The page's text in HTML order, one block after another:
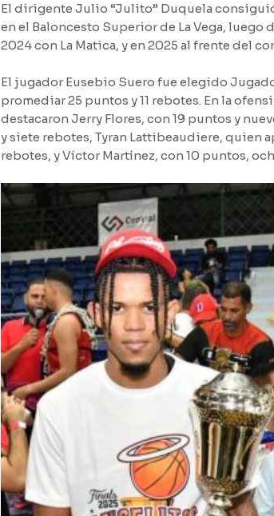
El dirigente Julio “Julito” Duquela
en el Baloncesto Superior de La Vega, luego
2024 con La Matica, y en 2025 al frente del
El jugador Eusebio Suero fue elegido
promediar 25 puntos y 11 rebotes. En la
destacaron Jerry Flores, con 19 puntos y
y siete rebotes, Tyran Lattibeaudiere, quien
rebotes, y Víctor Martínez, con 10 puntos,